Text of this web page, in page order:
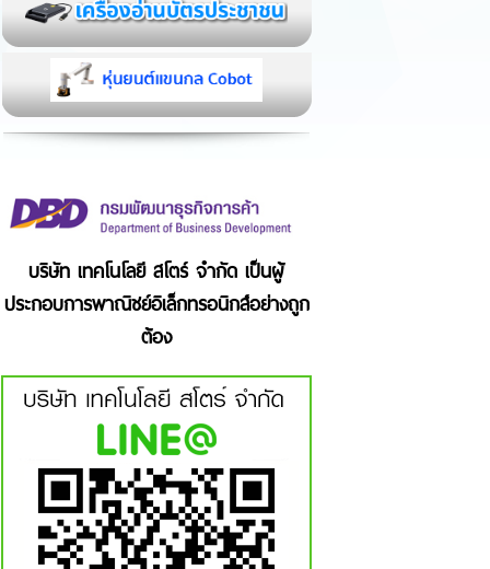
บริษัท เทคโนโลยี สโตร์ จำกัด เป็นผู้
ประกอบการพาณิชย์อิเล็กทรอนิกส์อย่างถูก
ต้อง